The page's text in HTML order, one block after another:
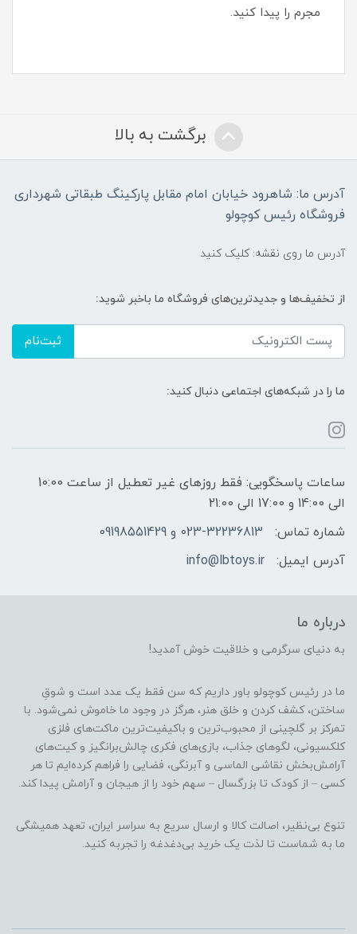
مجرم را پیدا کنید.
برگشت به بالا
آدرس ما: شاهرود خیابان امام مقابل پارکینگ طبقاتی شهرداری
فروشگاه رئیس کوچولو
آدرس ما روی نقشه: کلیک کنید
از تخفیف‌ها و جدیدترین‌های فروشگاه ما باخبر شوید:
ثبت‌نام
ما را در شبکه‌های اجتماعی دنبال کنید:
ساعات پاسخگویی: فقط روزهای غیر تعطیل از ساعت 10:00
الی 14:00 و 17:00 الی 21:00
شماره تماس:
023-32236813 و 09198551429
آدرس ایمیل:
info@lbtoys.ir
درباره ما
به دنیای سرگرمی و خلاقیت خوش آمدید!
ما در رئیس کوچولو باور داریم که سن فقط یک عدد است و شوقِ
ساختن، کشف کردن و خلق هنر، هرگز در وجود ما خاموش نمی‌شود. با
تمرکز بر گلچینی از محبوب‌ترین و باکیفیت‌ترین ماکت‌های فلزی
کلکسیونی، لگوهای جذاب، بازی‌های فکری چالش‌برانگیز و کیت‌های
آرامش‌بخش نقاشی الماسی و آبرنگی، فضایی را فراهم کرده‌ایم تا هر
کسی – از کودک تا بزرگسال – سهم خود را از هیجان و آرامش پیدا کند.
تنوع بی‌نظیر، اصالت کالا و ارسال سریع به سراسر ایران، تعهد همیشگی
ما به شماست تا لذت یک خرید بی‌دغدغه را تجربه کنید.